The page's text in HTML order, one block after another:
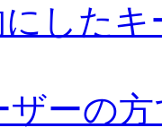
した
ザーの